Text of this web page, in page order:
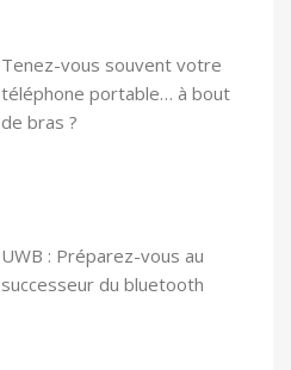
Tenez-vous souvent votre
téléphone portable… à bout
de bras ?
UWB : Préparez-vous au
successeur du bluetooth